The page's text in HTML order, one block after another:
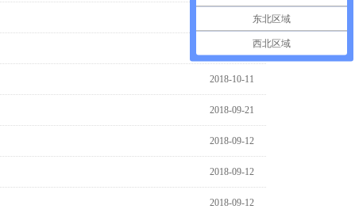
2018-10-12
2018-10-12
2018-10-11
2018-09-21
2018-09-12
2018-09-12
2018-09-12
东北区域
西北区域